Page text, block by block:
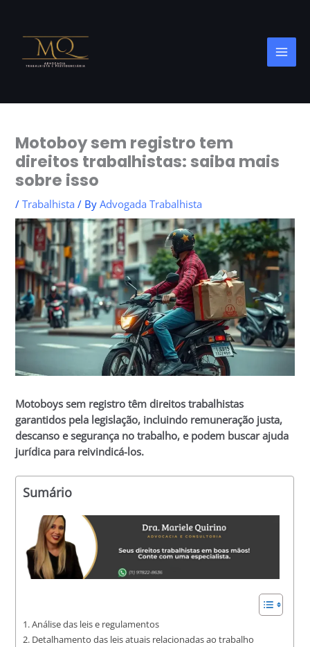
content
Motoboy sem registro tem
direitos trabalhistas: saiba mais
sobre isso
/Trabalhista / ByAdvogada Trabalhista
Motoboys sem registro têm direitos trabalhistas
garantidos pela legislação, incluindo remuneração justa,
descanso e segurança no trabalho, e podem buscar ajuda
jurídica para reivindicá-los.
Sumário
Análise das leis e regulamentos
Detalhamento das leis atuais relacionadas ao trabalho